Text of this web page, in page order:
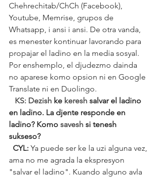
Chehrechitab/ChCh (Facebook),
Youtube, Memrise, grupos de
Whatsapp, i ansi i ansi. De otra vanda,
es menester kontinuar lavorando para
propajar el ladino en la media sosyal.
Por enshemplo, el djudezmo dainda
no aparese komo opsion ni en Google
Translate ni en Duolingo.
   KS: Dezish
ke keresh salvar el ladino
en ladino. La djente responde en
ladino? Komo savesh si tenesh
sukseso?
  CYL:
Ya puede ser ke la uzi alguna vez,
ama no me agrada la ekspresyon
"salvar el ladino". Kuando alguno avla